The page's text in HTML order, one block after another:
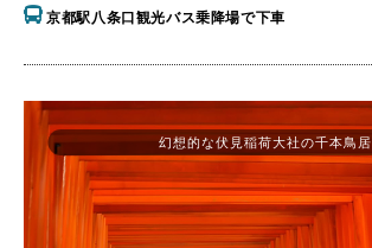
京都駅八条口観光バス乗降場で下車
幻想的な伏見稲荷大社の千本鳥居